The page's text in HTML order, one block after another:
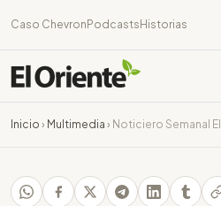
Caso Chevron Podcasts Historias
Inicio › Multimedia › Noticiero Semanal